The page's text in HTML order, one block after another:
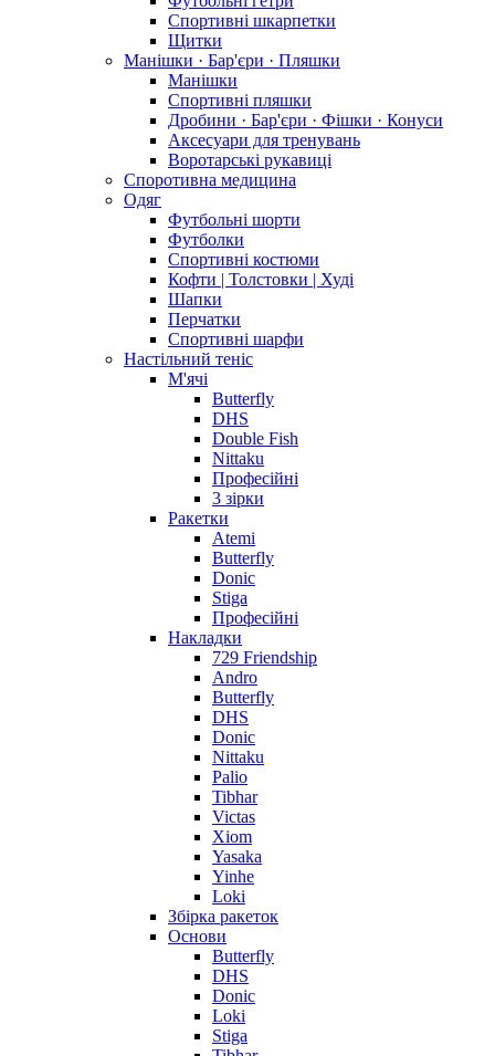
Спортивні шкарпетки
Щитки
Манішки · Бар'єри · Пляшки
Манішки
Спортивні пляшки
Дробини · Бар'єри · Фішки · Конуси
Аксесуари для тренувань
Воротарські рукавиці
Споротивна медицина
Одяг
Футбольні шорти
Футболки
Спортивні костюми
Кофти | Толстовки | Худі
Шапки
Перчатки
Спортивні шарфи
Настільний теніс
М'ячі
Butterfly
DHS
Double Fish
Nittaku
Професійні
3 зірки
Ракетки
Atemi
Butterfly
Donic
Stiga
Професійні
Накладки
729 Friendship
Andro
Butterfly
DHS
Donic
Nittaku
Palio
Tibhar
Victas
Xiom
Yasaka
Yinhe
Loki
Збірка ракеток
Основи
Butterfly
DHS
Donic
Loki
Stiga